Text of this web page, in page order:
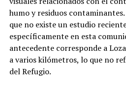
humo y residuos
que no existe un estudio
específicamente en esta
antecedente corresponde a
a varios kilómetros, lo que no
del Refugio.